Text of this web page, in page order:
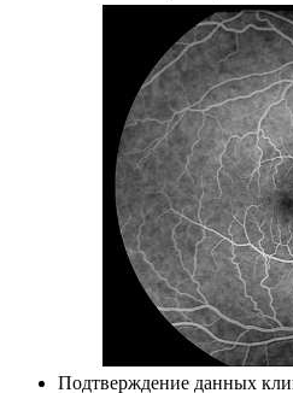
Подтверждение данных